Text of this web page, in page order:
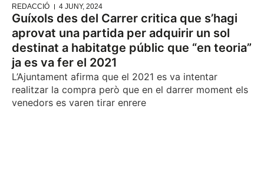
REDACCIÓ 4 JUNY, 2024
Guíxols des del Carrer critica que s’hagi
aprovat una partida per adquirir un sol
destinat a habitatge públic que “en teoria”
ja es va fer el 2021
L’Ajuntament afirma que el 2021 es va intentar
realitzar la compra però que en el darrer moment els
venedors es varen tirar enrere